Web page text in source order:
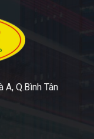
Q.Bình Tân